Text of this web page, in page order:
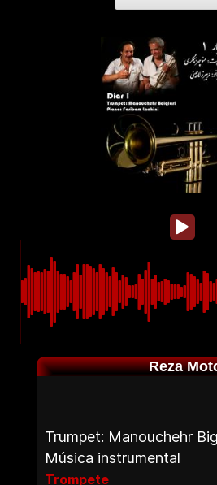
Reza
Trumpet: Manouchehr
Música instrumental
Trompete